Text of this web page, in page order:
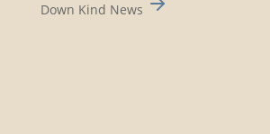
Down Kind News